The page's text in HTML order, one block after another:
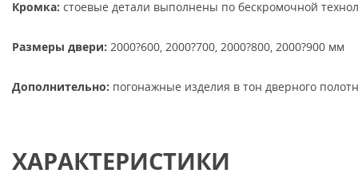
Кромка: стоевые детали выполнены по бескромочной
Размеры двери: 2000?600, 2000?700, 2000?800, 2000?900 мм
Дополнительно: погонажные изделия в тон дверного
ХАРАКТЕРИСТИКИ